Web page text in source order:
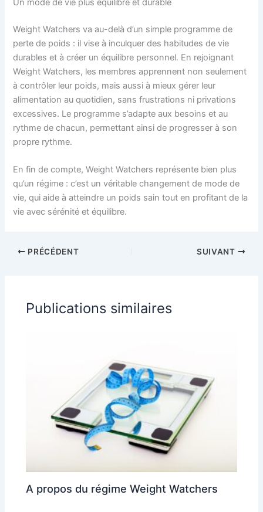
Un mode de vie plus équilibré et durable
Weight Watchers va au-delà d’un simple programme de
perte de poids : il vise à inculquer des habitudes de vie
durables et à créer un équilibre personnel. En rejoignant
Weight Watchers, les membres apprennent non seulement
à contrôler leur poids, mais aussi à mieux gérer leur
alimentation au quotidien, sans frustrations ni privations
excessives. Le programme s’adapte aux besoins et au
rythme de chacun, permettant ainsi de progresser à son
propre rythme.
En fin de compte, Weight Watchers représente bien plus
qu’un régime : c’est un véritable changement de mode de
vie, qui aide à atteindre un poids sain tout en profitant de la
vie avec sérénité et équilibre.
PRÉCÉDENT SUIVANT
Publications similaires
A propos du régime Weight Watchers